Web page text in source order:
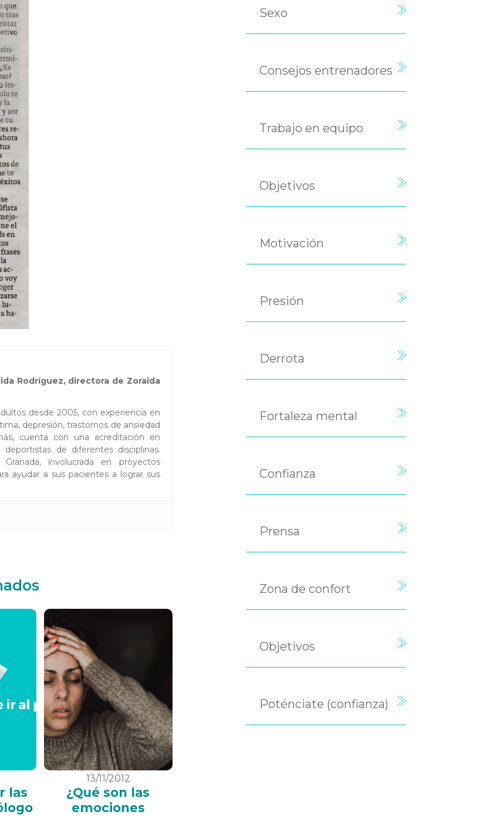
Rodríguez, directora de Zoraida
desde 2005, con experiencia en
depresión, trastornos de ansiedad
cuenta con una acreditación en
de diferentes disciplinas.
involucrada en proyectos
ayudar a sus pacientes a lograr sus
las
13/11/2012
¿Qué son las
emociones
Sexo
Consejos entrenadores
Trabajo en equipo
Objetivos
Motivación
Presión
Derrota
Fortaleza mental
Confianza
Prensa
Zona de confort
Objetivos
Poténciate (confianza)